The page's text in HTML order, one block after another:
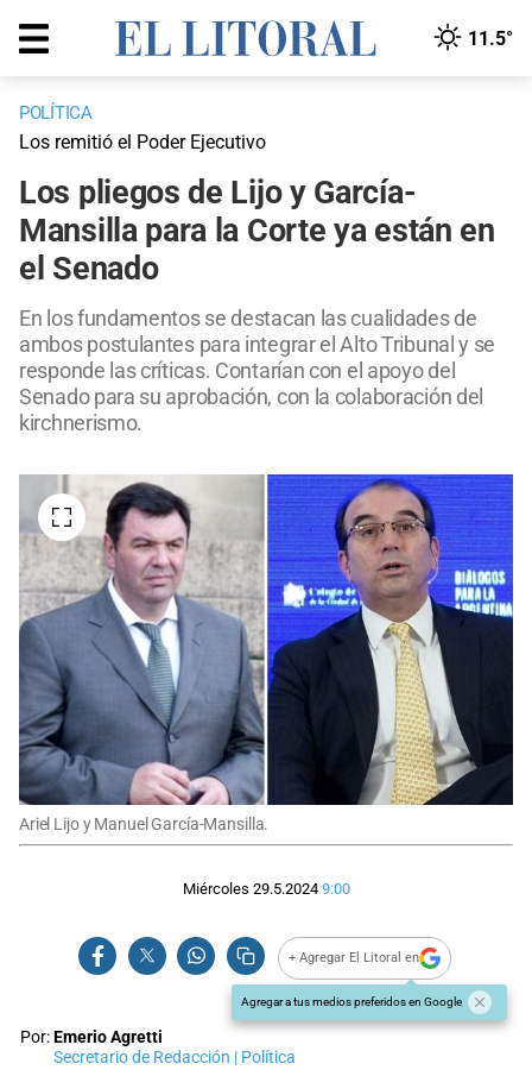
11.5°
POLÍTICA
Los remitió el Poder Ejecutivo
Los pliegos de Lijo y García-
Mansilla para la Corte ya están en
el Senado
En los fundamentos se destacan las cualidades de
ambos postulantes para integrar el Alto Tribunal y se
responde las críticas. Contarían con el apoyo del
Senado para su aprobación, con la colaboración del
kirchnerismo.
Ariel Lijo y Manuel García-Mansilla.
Miércoles 29.5.2024 9:00
+ Agregar El Litoral en
Agregar a tus medios preferidos en Google
Por:Emerio Agretti
Secretario de Redacción | Política